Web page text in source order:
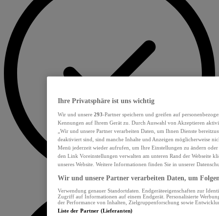
Ihre Privatsphäre ist uns wichtig
Wir und unsere 293-Partner speichern und greifen auf
Kennungen auf Ihrem Gerät zu. Durch Auswahl von Akzeptieren
„Wir und unsere Partner verarbeiten Daten, um Ihnen Dienste
deaktiviert sind, sind manche Inhalte und Anzeigen möglicherweise
Menü jederzeit wieder aufrufen, um Ihre Einstellungen zu ändern
den Link Voreinstellungen verwalten am unteren Rand der Webseite
unseres Website. Weitere Informationen finden Sie in unserer
Wir und unsere Partner verarbeiten Daten, um
Verwendung genauer Standortdaten. Endgeräteeigenschaften zur
Zugriff auf Informationen auf einem Endgerät. Personalisierte
der Performance von Inhalten, Zielgruppenforschung sowie
Liste der Partner (Lieferanten)